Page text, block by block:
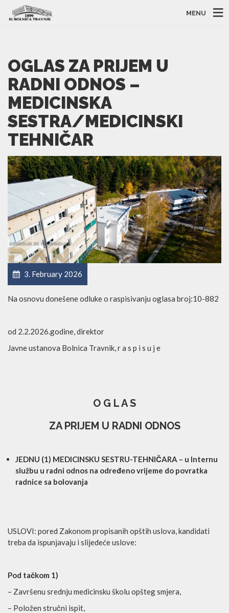
MENU
OGLAS ZA PRIJEM U
RADNI ODNOS –
MEDICINSKA
SESTRA/MEDICINSKI
TEHNIČAR
3. February 2026
Na osnovu donešene odluke o raspisivanju oglasa broj:10-882
od 2.2.2026.godine, direktor
Javne ustanova Bolnica Travnik, r a s p i s u j e
O G L A S
ZA PRIJEM U RADNI ODNOS
JEDNU (1) MEDICINSKU SESTRU-TEHNIČARA – u Internu
službu u radni odnos na određeno vrijeme do povratka
radnice sa bolovanja
USLOVI: pored Zakonom propisanih opštih uslova, kandidati
treba da ispunjavaju i slijedeće uslove:
Pod tačkom 1)
– Završenu srednju medicinsku školu opšteg smjera,
– Položen stručni ispit,